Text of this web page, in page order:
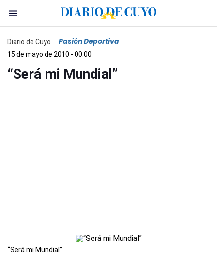
Diario de Cuyo Pasión Deportiva
15 de mayo de 2010 - 00:00
“Será mi Mundial”
“Será mi Mundial”